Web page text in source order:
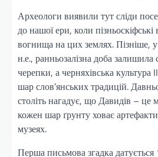
Археологи виявили тут сліди
до нашої ери, коли
вогнища на цих землях. Пізніше,
н.е., ранньозалізна доба залишила
черепки, а черняхівська культура
шар слов’янських традицій.
століть нагадує, що Давидів – це
кожен шар ґрунту ховає
музеях.
Перша письмова згадка